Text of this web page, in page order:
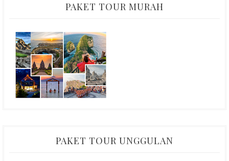
PAKET TOUR MURAH
PAKET TOUR UNGGULAN